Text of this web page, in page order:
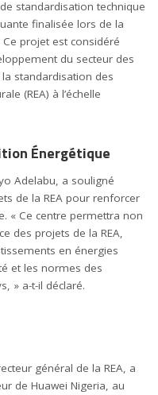
standardisation technique
finalisée lors de la
projet est considéré
du secteur des
standardisation des
(REA) à l’échelle
Énergétique
Adelabu, a souligné
de la REA pour renforcer
« Ce centre permettra non
des projets de la REA,
en énergies
et les normes des
» a-t-il déclaré.
général de la REA, a
de Huawei Nigeria, au